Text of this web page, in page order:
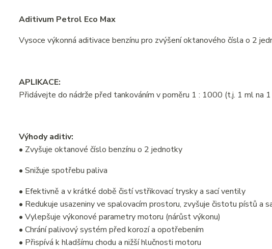
Aditivum Petrol Eco Max
Vysoce výkonná aditivace benzínu pro zvýšení oktanového čísla o 2
APLIKACE:
Přidávejte do nádrže před tankováním v poměru 1 : 1000 (t.j. 1 ml na 1
Výhody aditiv:
• Zvyšuje oktanové číslo benzínu o 2 jednotky
• Snižuje spotřebu paliva
• Efektivně a v krátké době čistí vstřikovací trysky a sací ventily
• Redukuje usazeniny ve spalovacím prostoru, zvyšuje čistotu pístů a
• Vylepšuje výkonové parametry motoru (nárůst výkonu)
• Chrání palivový systém před korozí a opotřebením
• Přispívá k hladšímu chodu a nižší hlučnosti motoru